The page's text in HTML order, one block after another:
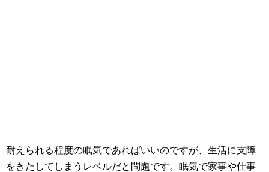
耐えられる程度の眠気であればいいのですが、生活に支障
をきたしてしまうレベルだと問題です。眠気で家事や仕事